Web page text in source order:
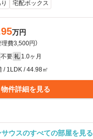
宅配ボックス
万円
理費3,500円）
不要 礼 1.0ヶ月
/ 1LDK / 44.98㎡
物件詳細を見る
サウスのすべての部屋を見る